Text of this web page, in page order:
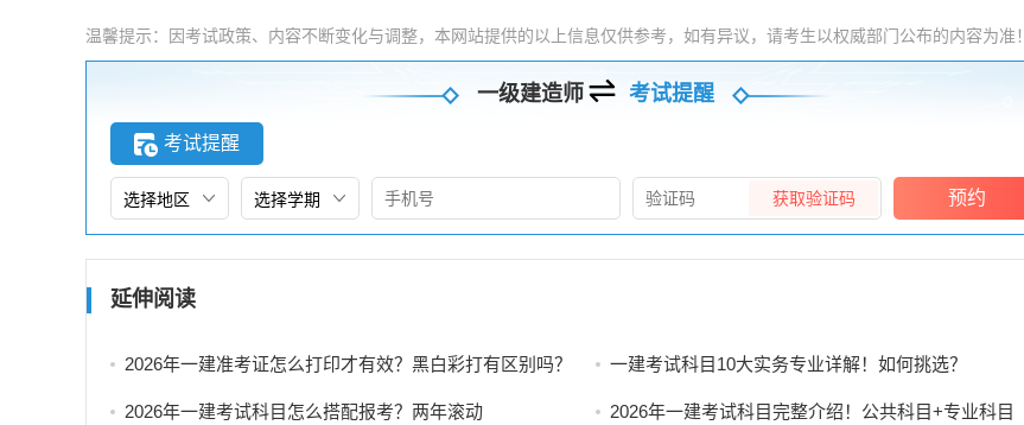
温馨提示：因考试政策、内容不断变化与调整，本网站提供的以上信息仅供参考，如有异议，请考生以权威部门公布的内容为准！
一级建造师 考试提醒
考试提醒
获取验证码 预约
延伸阅读
2026年一建准考证怎么打印才有效？黑白彩打有区别吗？ 一建考试科目10大实务专业详解！如何挑选？
2026年一建考试科目怎么搭配报考？两年滚动 2026年一建考试科目完整介绍！公共科目+专业科目